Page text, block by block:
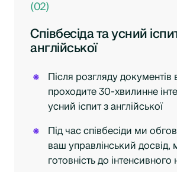
(02)
Співбесідата усний
англійської
Після розгляду документів
проходите 30-хвилинне
усний іспит з англійської
Під час співбесіди ми
ваш управлінський досвід,
готовність до інтенсивного